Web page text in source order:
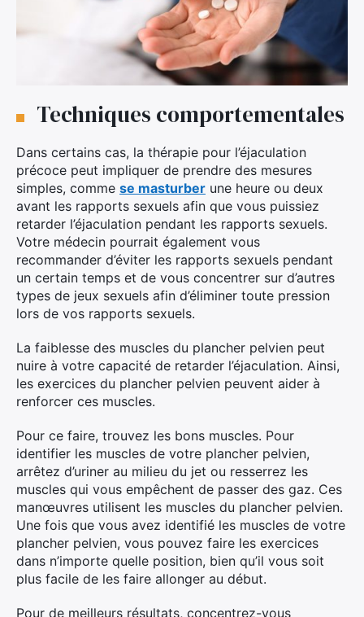
Techniques comportementales
Dans certains cas, la thérapie pour l’éjaculation
précoce peut impliquer de prendre des mesures
simples, comme se masturber une heure ou deux
avant les rapports sexuels afin que vous puissiez
retarder l’éjaculation pendant les rapports sexuels.
Votre médecin pourrait également vous
recommander d’éviter les rapports sexuels pendant
un certain temps et de vous concentrer sur d’autres
types de jeux sexuels afin d’éliminer toute pression
lors de vos rapports sexuels.
La faiblesse des muscles du plancher pelvien peut
nuire à votre capacité de retarder l’éjaculation. Ainsi,
les exercices du plancher pelvien peuvent aider à
renforcer ces muscles.
Pour ce faire, trouvez les bons muscles. Pour
identifier les muscles de votre plancher pelvien,
arrêtez d’uriner au milieu du jet ou resserrez les
muscles qui vous empêchent de passer des gaz. Ces
manœuvres utilisent les muscles du plancher pelvien.
Une fois que vous avez identifié les muscles de votre
plancher pelvien, vous pouvez faire les exercices
dans n’importe quelle position, bien qu’il vous soit
plus facile de les faire allonger au début.
Pour de meilleurs résultats, concentrez-vous